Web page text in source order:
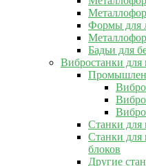
Формы для
Бадьи для
Вибростанки для
Станки для
Станки для
блоков
Другие